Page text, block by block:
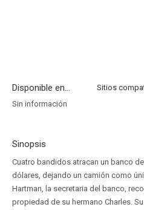
Disponible en...
Sin información
Sinopsis
Cuatro bandidos atracan un banco
dólares, dejando un camión como
Hartman, la secretaria del banco,
propiedad de su hermano Charles.